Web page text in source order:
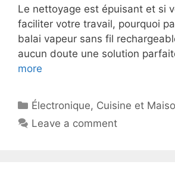
Le nettoyage est épuisant et si
faciliter votre travail, pourquoi
balai vapeur sans fil
aucun doute une solution
more
Électronique, Cuisine et
Leave a comment